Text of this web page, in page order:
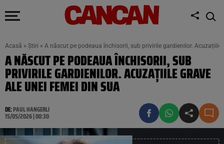
Acasă » Știri » A născut pe podeaua închisorii, sub privirile gardienilor. Acuzațiile
A NĂSCUT PE PODEAUA ÎNCHISORII, SUB
PRIVIRILE GARDIENILOR. ACUZAȚIILE GRAVE
ALE UNEI FEMEI DIN SUA
DE:PAUL HANGERLI
15/05/2026 | 00:30